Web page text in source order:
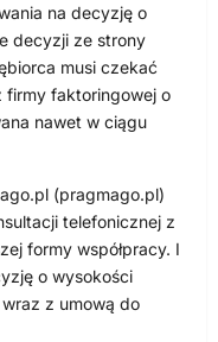
na decyzję o
decyzji ze strony
musi czekać
firmy faktoringowej o
nawet w ciągu
(pragmago.pl)
telefonicznej z
formy współpracy. I
o wysokości
z umową do